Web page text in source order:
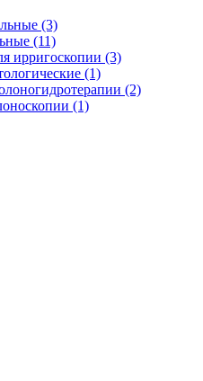
(3)
(11)
ирригоскопии (3)
(1)
(2)
(1)